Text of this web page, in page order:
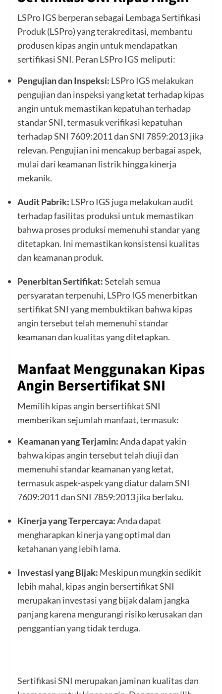
LSPro IGS berperan sebagai Lembaga Sertifikasi
Produk (LSPro) yang terakreditasi, membantu
produsen kipas angin untuk mendapatkan
sertifikasi SNI. Peran LSPro IGS meliputi:
Pengujian dan Inspeksi: LSPro IGS melakukan
pengujian dan inspeksi yang ketat terhadap kipas
angin untuk memastikan kepatuhan terhadap
standar SNI, termasuk verifikasi kepatuhan
terhadap SNI 7609:2011 dan SNI 7859:2013 jika
relevan. Pengujian ini mencakup berbagai aspek,
mulai dari keamanan listrik hingga kinerja
mekanik.
Audit Pabrik: LSPro IGS juga melakukan audit
terhadap fasilitas produksi untuk memastikan
bahwa proses produksi memenuhi standar yang
ditetapkan. Ini memastikan konsistensi kualitas
dan keamanan produk.
Penerbitan Sertifikat:Setelah semua
persyaratan terpenuhi, LSPro IGS menerbitkan
sertifikat SNI yang membuktikan bahwa kipas
angin tersebut telah memenuhi standar
keamanan dan kualitas yang ditetapkan.
Manfaat Menggunakan Kipas
Angin Bersertifikat SNI
Memilih kipas angin bersertifikat SNI
memberikan sejumlah manfaat, termasuk:
Keamanan yang Terjamin:Anda dapat yakin
bahwa kipas angin tersebut telah diuji dan
memenuhi standar keamanan yang ketat,
termasuk aspek-aspek yang diatur dalam SNI
7609:2011 dan SNI 7859:2013 jika berlaku.
Kinerja yang Terpercaya:Anda dapat
mengharapkan kinerja yang optimal dan
ketahanan yang lebih lama.
Investasi yang Bijak: Meskipun mungkin sedikit
lebih mahal, kipas angin bersertifikat SNI
merupakan investasi yang bijak dalam jangka
panjang karena mengurangi risiko kerusakan dan
penggantian yang tidak terduga.
Sertifikasi SNI merupakan jaminan kualitas dan